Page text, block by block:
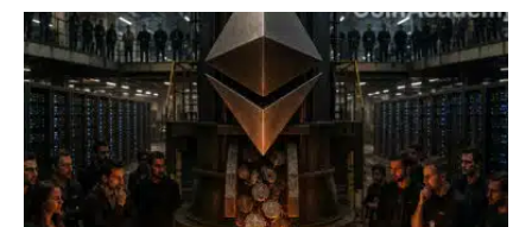
ETH : Ethereum veut brûler les récompenses des